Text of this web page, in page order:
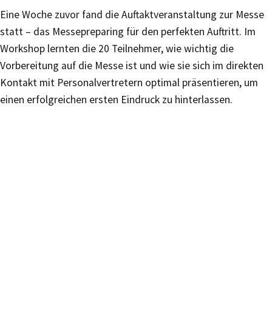
Eine Woche zuvor fand die Auftaktveranstaltung zur Messe
statt – das Messepreparing für den perfekten Auftritt. Im
Workshop lernten die 20 Teilnehmer, wie wichtig die
Vorbereitung auf die Messe ist und wie sie sich im direkten
Kontakt mit Personalvertretern optimal präsentieren, um
einen erfolgreichen ersten Eindruck zu hinterlassen.